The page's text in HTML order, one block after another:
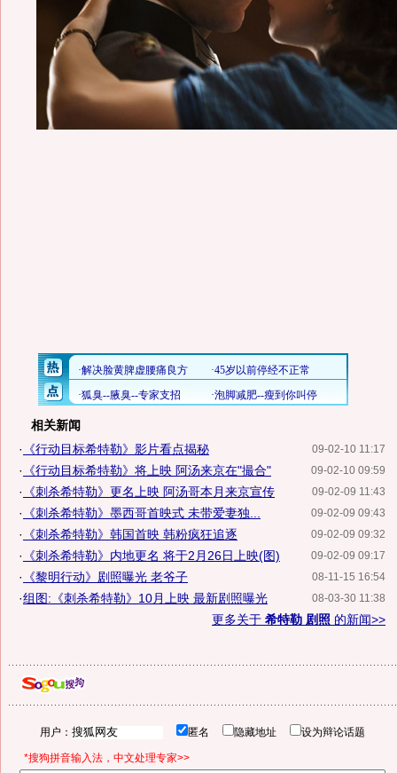
相关新闻
09-02-10 11:17
· 《行动目标希特勒》影片看点揭秘
09-02-10 09:59
· 《行动目标希特勒》将上映 阿汤来京在"撮合"
09-02-09 11:43
· 《刺杀希特勒》更名上映 阿汤哥本月来京宣传
09-02-09 09:43
· 《刺杀希特勒》墨西哥首映式 未带爱妻独...
09-02-09 09:32
· 《刺杀希特勒》韩国首映 韩粉疯狂追逐
09-02-09 09:17
· 《刺杀希特勒》内地更名 将于2月26日上映(图)
08-11-15 16:54
· 《黎明行动》剧照曝光 老爷子
08-03-30 11:38
·组图:《刺杀希特勒》10月上映 最新剧照曝光
更多关于 希特勒 剧照 的新闻>>
用户： 匿名 隐藏地址 设为辩论话题
*搜狗拼音输入法，中文处理专家>>